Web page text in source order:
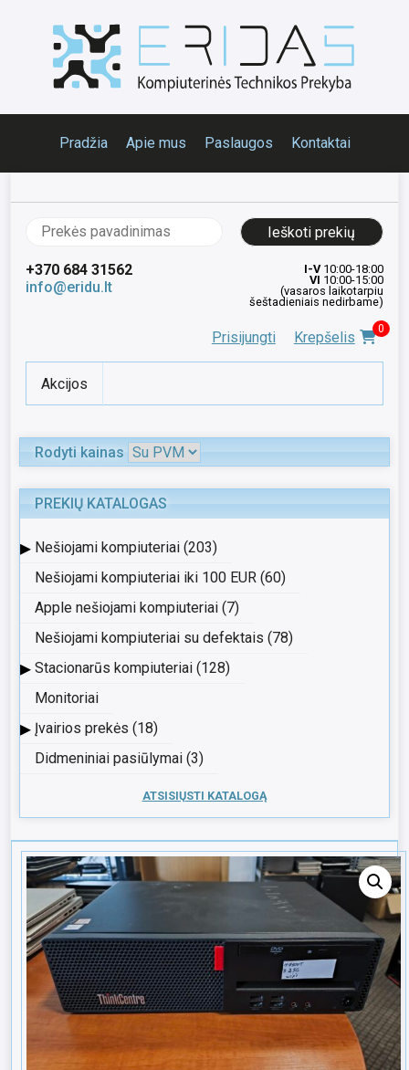
Pradžia Apie mus Paslaugos Kontaktai
Ieškoti:
+370 684 31562
info@eridu.lt
I-V10:00-18:00
VI 10:00-15:00
(vasaros laikotarpiu
šeštadieniais nedirbame)
Prisijungti Krepšelis 0
Akcijos
Rodyti kainas
PREKIŲ KATALOGAS
▸ Nešiojami kompiuteriai (203)
Nešiojami kompiuteriai iki 100 EUR (60)
Apple nešiojami kompiuteriai (7)
Nešiojami kompiuteriai su defektais (78)
▸ Stacionarūs kompiuteriai (128)
Monitoriai
▸ Įvairios prekės (18)
Didmeniniai pasiūlymai (3)
ATSISIŲSTI KATALOGĄ